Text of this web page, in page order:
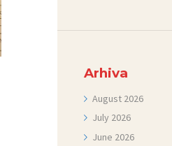
Arhiva
August 2026
July 2026
June 2026